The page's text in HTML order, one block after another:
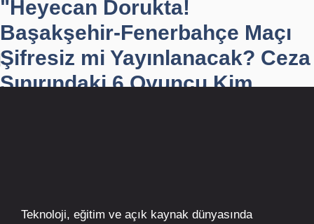
"Heyecan Dorukta!
Başakşehir-Fenerbahçe Maçı
Şifresiz mi Yayınlanacak? Ceza
Sınırındaki 6 Oyuncu Kim...
Teknoloji, eğitim ve açık kaynak dünyasında